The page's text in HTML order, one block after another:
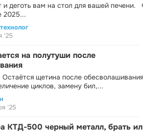
и деготь вам на стол для вашей печени.
2025...
'25
на полутуши после
Остаётся щетина после
циклов, замену бил,...
'25
КТД-500 черный металл, брать